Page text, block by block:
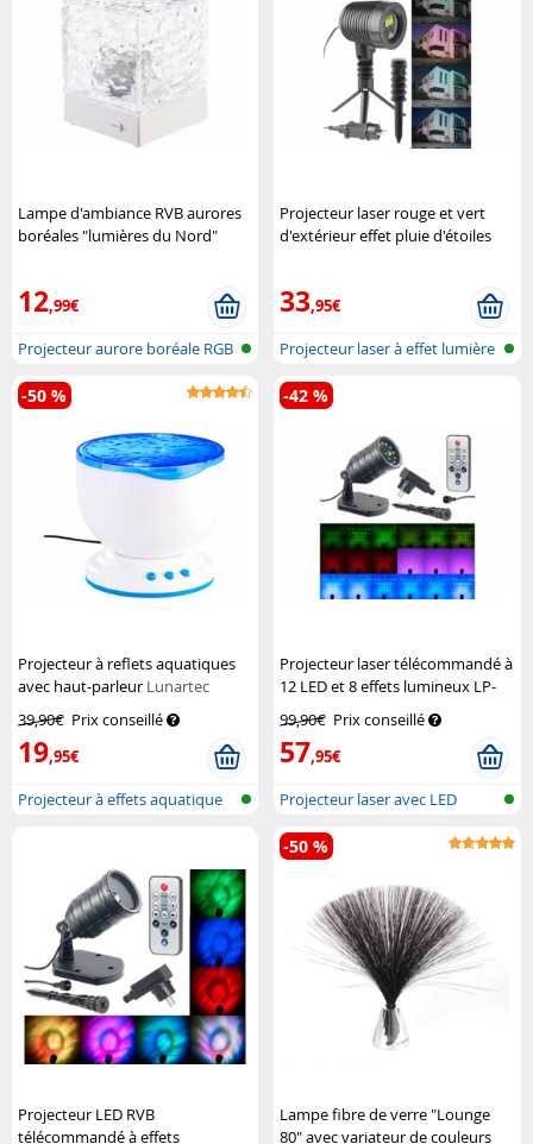
Lampe d'ambiance RVB aurores
boréales "lumières du Nord"
12,99€
Projecteur aurore boréale RGB
avec...
Projecteur laser rouge et vert
d'extérieur effet pluie d'étoiles
33,95€
Projecteur laser à effet lumière
d'...
Projecteur à reflets aquatiques
avec haut-parleur Lunartec
39,90€ Prix conseillé
19,95€
-50 %
Projecteur à effets aquatique
Projecteur laser télécommandé à
12 LED et 8 effets lumineux LP-
99,90€ Prix conseillé
57,95€
-42 %
Projecteur laser avec LED
Projecteur LED RVB
télécommandé à effets
Lampe fibre de verre "Lounge
80" avec variateur de couleurs
-50 %